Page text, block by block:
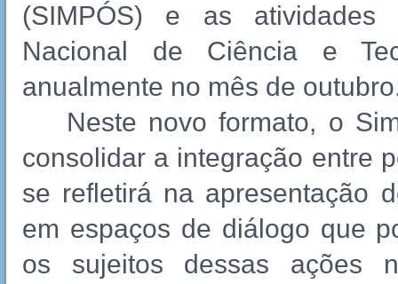
(SIMPÓS) e as atividades
Nacional de Ciência e
anualmente no mês de
Neste novo formato, o
consolidar a integração entre
se refletirá na apresentação
em espaços de diálogo que
os sujeitos dessas ações